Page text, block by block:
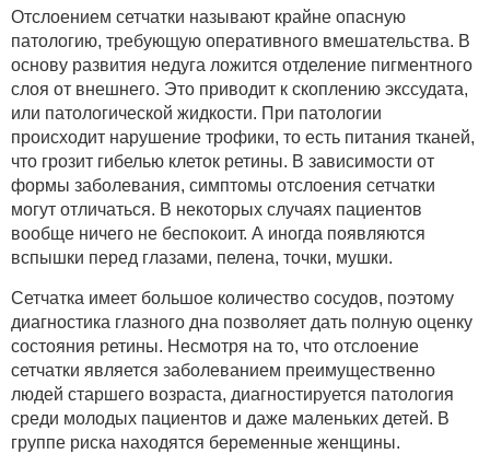
Отслоением сетчатки называют крайне опасную
патологию, требующую оперативного вмешательства. В
основу развития недуга ложится отделение пигментного
слоя от внешнего. Это приводит к скоплению экссудата,
или патологической жидкости. При патологии
происходит нарушение трофики, то есть питания тканей,
что грозит гибелью клеток ретины. В зависимости от
формы заболевания, симптомы отслоения сетчатки
могут отличаться. В некоторых случаях пациентов
вообще ничего не беспокоит. А иногда появляются
вспышки перед глазами, пелена, точки, мушки.
Сетчатка имеет большое количество сосудов, поэтому
диагностика глазного дна позволяет дать полную оценку
состояния ретины. Несмотря на то, что отслоение
сетчатки является заболеванием преимущественно
людей старшего возраста, диагностируется патология
среди молодых пациентов и даже маленьких детей. В
группе риска находятся беременные женщины.